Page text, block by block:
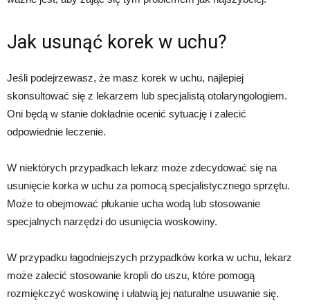
Jak usunąć korek w uchu?
Jeśli podejrzewasz, że masz korek w uchu, najlepiej
skonsultować się z lekarzem lub specjalistą otolaryngologiem.
Oni będą w stanie dokładnie ocenić sytuację i zalecić
odpowiednie leczenie.
W niektórych przypadkach lekarz może zdecydować się na
usunięcie korka w uchu za pomocą specjalistycznego sprzętu.
Może to obejmować płukanie ucha wodą lub stosowanie
specjalnych narzędzi do usunięcia woskowiny.
W przypadku łagodniejszych przypadków korka w uchu, lekarz
może zalecić stosowanie kropli do uszu, które pomogą
rozmiękczyć woskowinę i ułatwią jej naturalne usuwanie się.